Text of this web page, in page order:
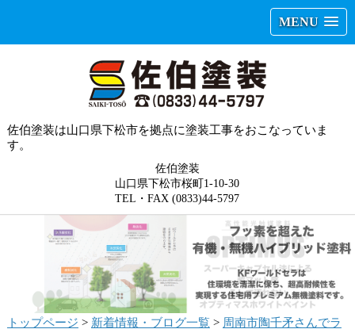
MENU
佐伯塗装は山口県下松市を拠点に塗装工事をおこなっていま
す。
佐伯塗装
山口県下松市桜町1-10-30
TEL・FAX (0833)44-5797
トップページ > 新着情報・ブログ一覧> 周南市陶千矛さんでラ